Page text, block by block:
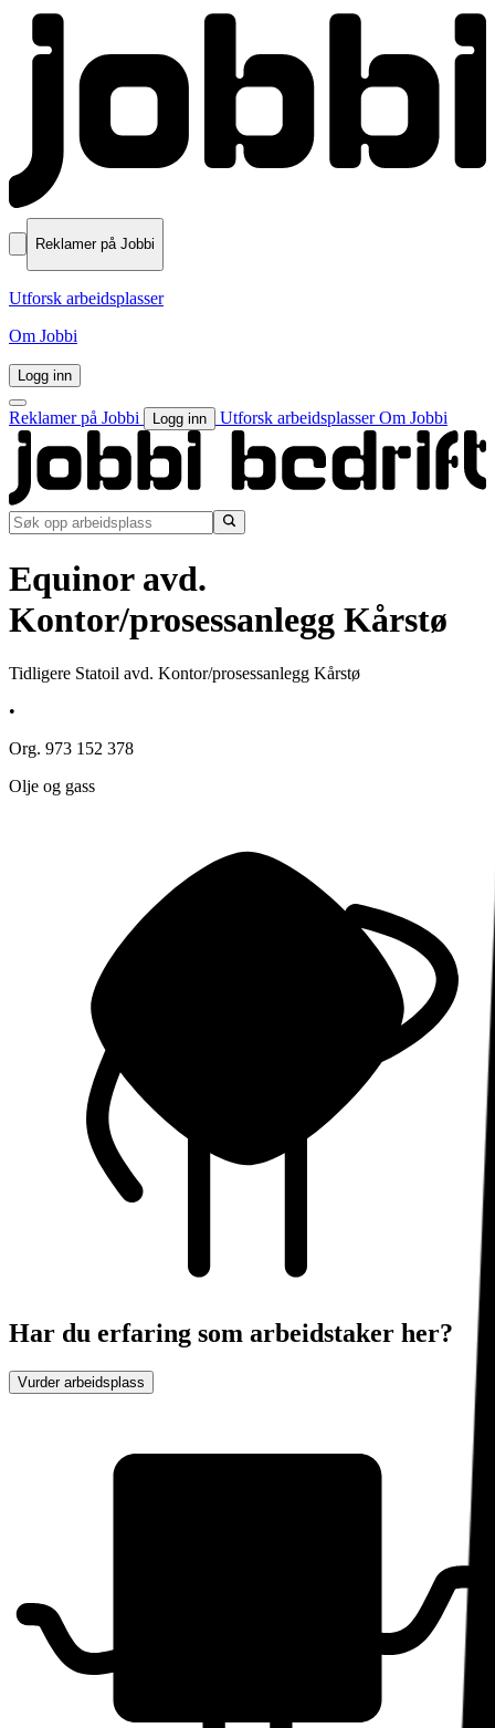
Reklamer på Jobbi
Utforsk arbeidsplasser
Om Jobbi
Logg inn
Reklamer på Jobbi Logg inn Utforsk arbeidsplasserOm Jobbi
Equinor avd.
Kontor/prosessanlegg Kårstø
Tidligere Statoil avd. Kontor/prosessanlegg Kårstø
•
Org. 973 152 378
Olje og gass
Har du erfaring som arbeidstaker her?
Vurder arbeidsplass